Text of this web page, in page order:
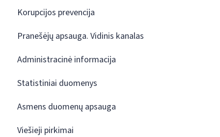
Korupcijos prevencija
Pranešėjų apsauga. Vidinis kanalas
Administracinė informacija
Statistiniai duomenys
Asmens duomenų apsauga
Viešieji pirkimai